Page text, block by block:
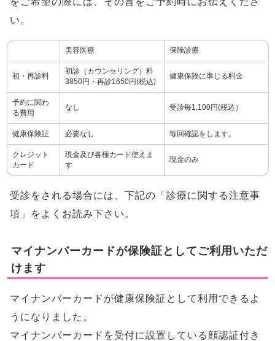
い。
美容医療 保険診療
初・再診料
初診（カウンセリング）料
3850円・再診1650円(税込)
健康保険に準じる料金
予約に関わ
る費用
なし 受診毎1,100円(税込）
健康保険証 必要なし 毎回確認をします。
クレジット
カード
現金及び各種カード使えま
す
現金のみ
受診をされる場合には、下記の「診療に関する注意事
項」をよくお読み下さい。
マイナンバーカードが保険証としてご利用いただ
けます
マイナンバーカードが健康保険証として利用できるよ
うになりました。
マイナンバーカードを受付に設置している顔認証付き